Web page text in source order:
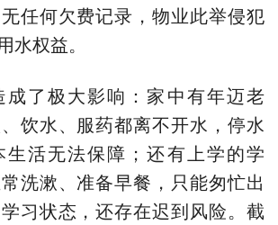
任何欠费记录，物业此举侵犯
水权益。
了极大影响：家中有年迈老
饮水、服药都离不开水，停水
生活无法保障；还有上学的学
洗漱、准备早餐，只能匆忙出
习状态，还存在迟到风险。截